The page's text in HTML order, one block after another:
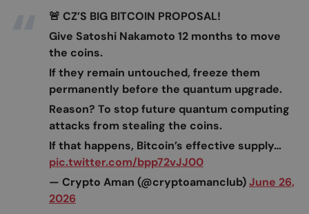
🚨 CZ’S BIG BITCOIN PROPOSAL!
Give Satoshi Nakamoto 12 months to move
the coins.
If they remain untouched, freeze them
permanently before the quantum upgrade.
Reason? To stop future quantum computing
attacks from stealing the coins.
If that happens, Bitcoin’s effective supply…
pic.twitter.com/bpp72vJJ00
— Crypto Aman (@cryptoamanclub)June 26,
2026